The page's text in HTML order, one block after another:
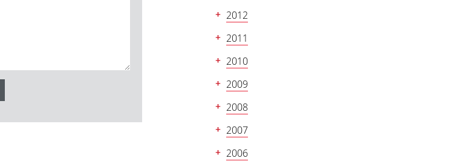
2012
2011
2010
2009
2008
2007
2006